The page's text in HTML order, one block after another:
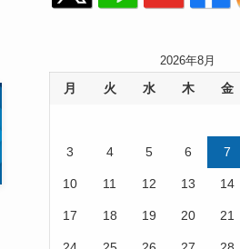
2026年8月
月 火 水 木 金
3 4 5 6 7
10 11 12 13 14
17 18 19 20 21